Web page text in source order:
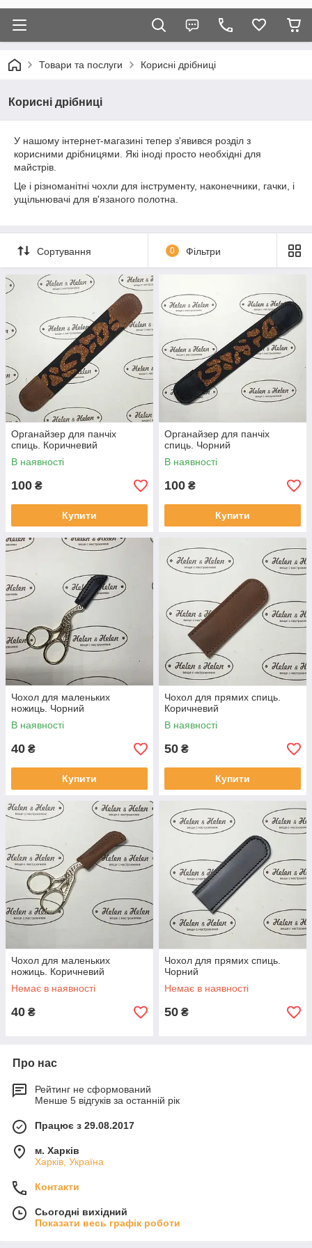
Товари та послуги Корисні дрібниці
Корисні дрібниці
У нашому інтернет-магазині тепер з'явився розділ з
корисними дрібницями. Які іноді просто необхідні для
майстрів.
Це і різноманітні чохли для інструменту, наконечники, гачки, і
ущільнювачі для в'язаного полотна.
Сортування 0 Фільтри
Органайзер для панчіх
спиць. Коричневий
В наявності
100 ₴
Купити
Органайзер для панчіх
спиць. Чорний
В наявності
100 ₴
Купити
Чохол для маленьких
ножиць. Чорний
В наявності
40 ₴
Купити
Чохол для прямих спиць.
Коричневий
В наявності
50 ₴
Купити
Чохол для маленьких
ножиць. Коричневий
Немає в наявності
40 ₴
Чохол для прямих спиць.
Чорний
Немає в наявності
50 ₴
Про нас
Рейтинг не сформований
Менше 5 відгуків за останній рік
Працює з 29.08.2017
м. Харків
Харків, Україна
Контакти
Сьогодні вихідний
Показати весь графік роботи